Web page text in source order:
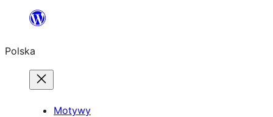
Przejdź
treści
Polska
Motywy